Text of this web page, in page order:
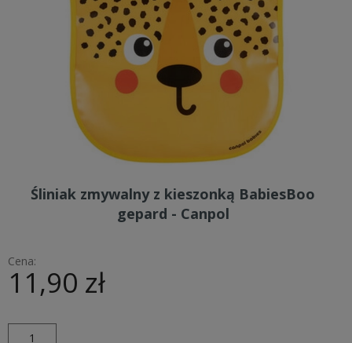
Śliniak zmywalny z kieszonką BabiesBoo
gepard - Canpol
Cena:
11,90 zł